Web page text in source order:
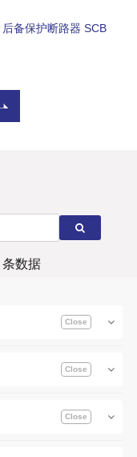
后备保护断路器 SCB
条数据